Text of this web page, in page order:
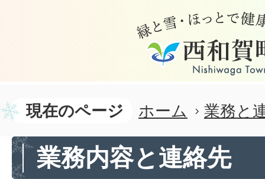
現在のページ ホーム 業務と
業務内容と連絡先